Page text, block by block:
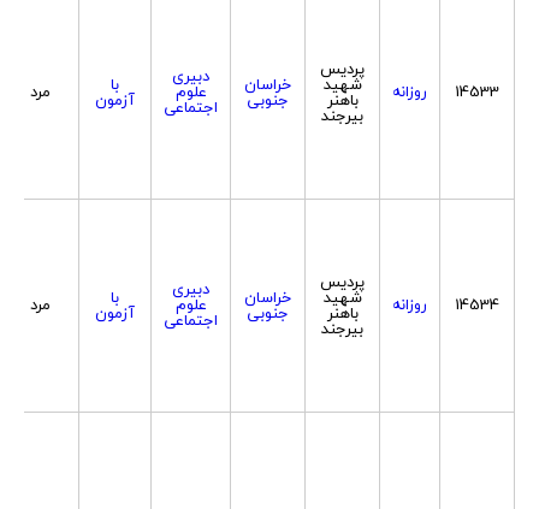
14533 روزانه
پردیس
شهید
باهنر
بیرجند
خراسان
جنوبی
دبیری
علوم
اجتماعی
با
آزمون مرد
14534 روزانه
پردیس
شهید
باهنر
بیرجند
خراسان
جنوبی
دبیری
علوم
اجتماعی
با
آزمون مرد